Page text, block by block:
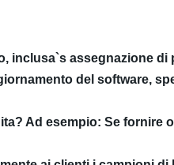
inclusa`s assegnazione
del software,
Ad esempio: Se fornire